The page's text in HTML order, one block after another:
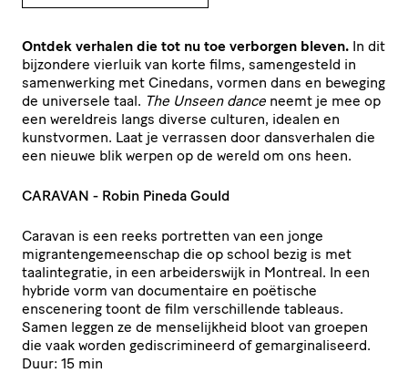
Ontdek verhalen die tot nu toe verborgen bleven. In dit
bijzondere vierluik van korte films, samengesteld in
samenwerking met Cinedans, vormen dans en beweging
de universele taal. The Unseen dance neemt je mee op
een wereldreis langs diverse culturen, idealen en
kunstvormen. Laat je verrassen door dansverhalen die
een nieuwe blik werpen op de wereld om ons heen.
CARAVAN - Robin Pineda Gould
Caravan is een reeks portretten van een jonge
migrantengemeenschap die op school bezig is met
taalintegratie, in een arbeiderswijk in Montreal. In een
hybride vorm van documentaire en poëtische
enscenering toont de film verschillende tableaus.
Samen leggen ze de menselijkheid bloot van groepen
die vaak worden gediscrimineerd of gemarginaliseerd.
Duur: 15 min